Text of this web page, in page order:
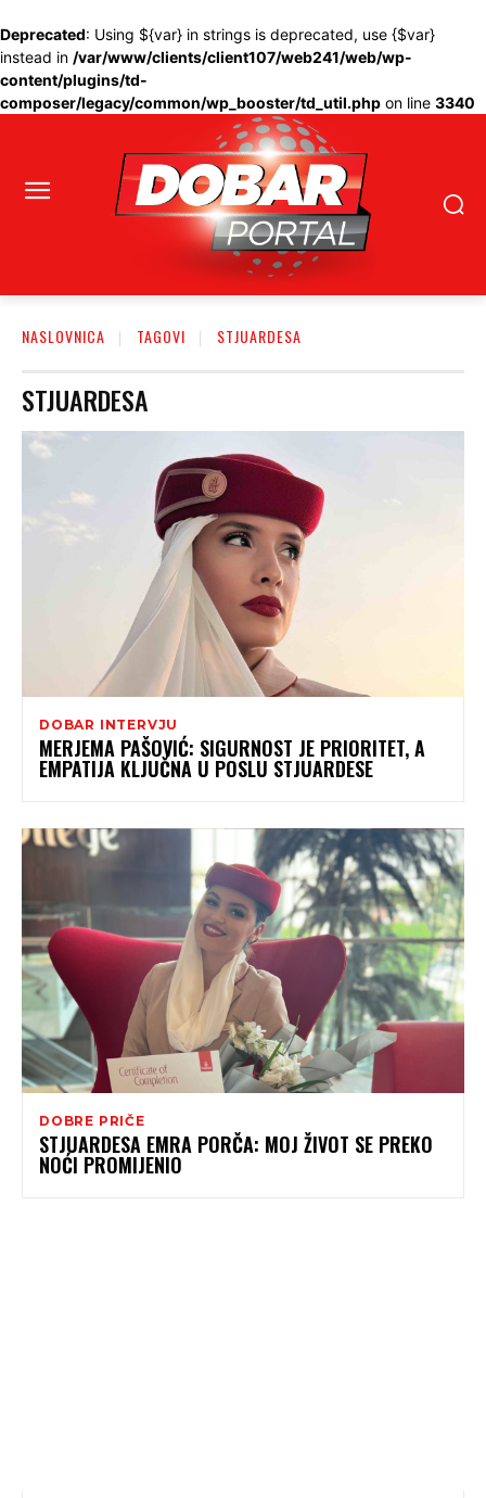
Deprecated: Using ${var} in strings is deprecated, use {$var}
instead in /var/www/clients/client107/web241/web/wp-
content/plugins/td-
composer/legacy/common/wp_booster/td_util.php on line 3340
NASLOVNICA TAGOVI STJUARDESA
STJUARDESA
DOBAR INTERVJU
MERJEMA PAŠOVIĆ: SIGURNOST JE PRIORITET, A
EMPATIJA KLJUČNA U POSLU STJUARDESE
DOBRE PRIČE
STJUARDESA EMRA PORČA: MOJ ŽIVOT SE PREKO
NOĆI PROMIJENIO